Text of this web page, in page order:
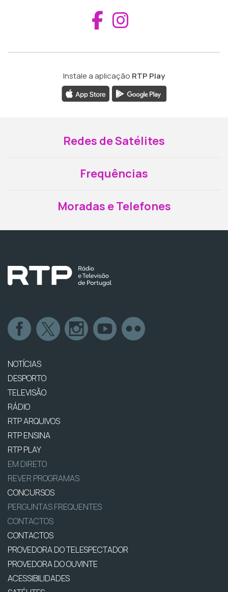
Aceder ao
Instale a aplicação RTP Play
Redes de Satélites
Frequências
Moradas e Telefones
NOTÍCIAS
DESPORTO
TELEVISÃO
RÁDIO
RTP ARQUIVOS
RTP ENSINA
RTP PLAY
EM DIRETO
REVER PROGRAMAS
CONCURSOS
PERGUNTAS FREQUENTES
CONTACTOS
CONTACTOS
PROVEDORA DO TELESPECTADOR
PROVEDORA DO OUVINTE
ACESSIBILIDADES